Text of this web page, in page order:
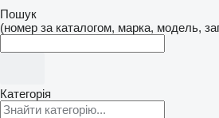
Пошук
(номер за каталогом, марка, модель,
Категорія